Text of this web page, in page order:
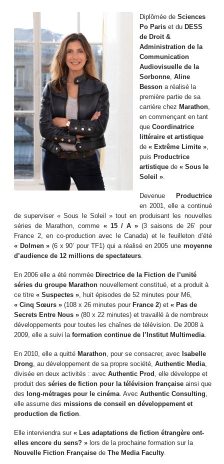
Diplômée deSciences
Po Paris et du DESS
de Droit &
Administration de la
Communication
Audiovisuelle de la
Sorbonne,Aline
Besson a réalisé la
première partie de sa
carrière chez Marathon,
en commençant en tant
queCoordinatrice
littéraire et artistique
de« Extrême Limite »,
puis Productrice
artistique de« Sous le
Soleil ».
Devenue
Productrice
en 2001, elle a continué
de superviser « Sous le Soleil » tout en produisant les nouvelles
séries de Marathon, comme « 15 / A »(3 saisons de 26’ pour
France 2, en co-production avec le Canada) et le feuilleton d’été
« Dolmen » (6 x 90’ pour TF1) qui a réalisé en 2005 une moyenne
d’audience de 12 millions de spectateurs.
En 2006 elle a été nommée Directrice de la Fiction de l’unité
séries du groupe Marathon nouvellement constitué, et a produit à
ce titre« Suspectes », huit épisodes de 52 minutes pour M6,
« Cinq Sœurs » (108 x 26 minutes pour France 2) et« Pas de
Secrets Entre Nous »(80 x 22 minutes) et travaillé à de nombreux
développements pour toutes les chaînes de télévision. De 2008 à
2009, elle a suivi laformation continue de l’Institut Multimedia.
En 2010, elle a quitté Marathon, pour se consacrer, avec Isabelle
Drong, au développement de sa propre société,Authentic Media,
divisée en deux activités : avecAuthentic Prod , elle développe et
produit desséries de fiction pour la télévision française ainsi que
des long-métrages pour le cinéma. AvecAuthentic Consulting,
elle assume desmissions de conseil en développement et
production de fiction.
Elle interviendra sur« Les adaptations de fiction étrangère ont-
elles encore du sens? » lors de la prochaine formation sur la
Nouvelle Fiction Française deThe Media Faculty.